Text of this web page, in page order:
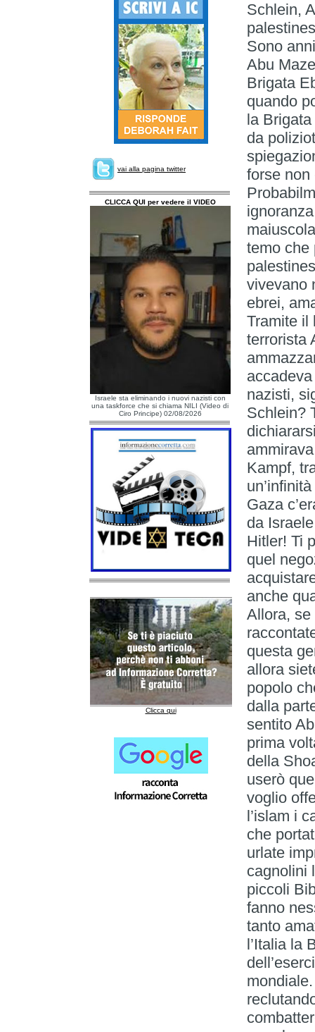
vai alla pagina twitter
CLICCA QUI per vedere il VIDEO
Israele sta eliminando i nuovi nazisti con
una taskforce che si chiama NILI (Video di
Ciro Principe) 02/08/2026
Clicca qui
Schlein,
Sono
Abu
Brigata
quando
la
da
forse non
temo che
vivevano
ebrei,
Tramite il
terrorista
nazisti,
Schlein?
Kampf,
Gaza
da
Hitler! Ti
quel
anche
Allora, se
questa
allora
popolo
dalla
sentito
prima
della
userò
voglio
l’islam i
che
urlate
cagnolini
piccoli
fanno
tanto
l’Italia la